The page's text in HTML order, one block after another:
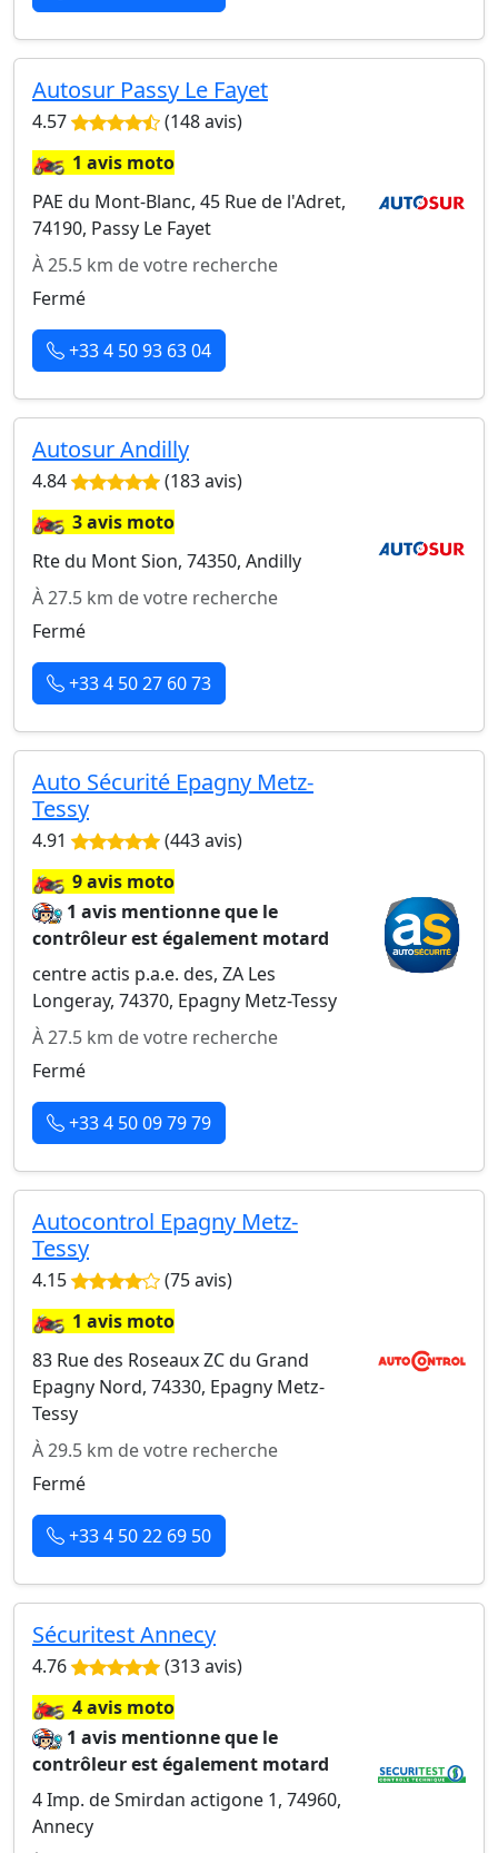
Autosur Passy Le Fayet
4.57 (148 avis)
🏍️1 avis moto
PAE du Mont-Blanc, 45 Rue de l'Adret,
74190, Passy Le Fayet
À 25.5 km de votre recherche
Fermé
+33 4 50 93 63 04
Autosur Andilly
4.84 (183 avis)
🏍️3 avis moto
Rte du Mont Sion, 74350, Andilly
À 27.5 km de votre recherche
Fermé
+33 4 50 27 60 73
Auto Sécurité Epagny Metz-
Tessy
4.91 (443 avis)
🏍️9 avis moto
1 avis mentionne que le
contrôleur est également motard
centre actis p.a.e. des, ZA Les
Longeray, 74370, Epagny Metz-Tessy
À 27.5 km de votre recherche
Fermé
+33 4 50 09 79 79
Autocontrol Epagny Metz-
Tessy
4.15 (75 avis)
🏍️1 avis moto
83 Rue des Roseaux ZC du Grand
Epagny Nord, 74330, Epagny Metz-
Tessy
À 29.5 km de votre recherche
Fermé
+33 4 50 22 69 50
Sécuritest Annecy
4.76 (313 avis)
🏍️4 avis moto
1 avis mentionne que le
contrôleur est également motard
4 Imp. de Smirdan actigone 1, 74960,
Annecy